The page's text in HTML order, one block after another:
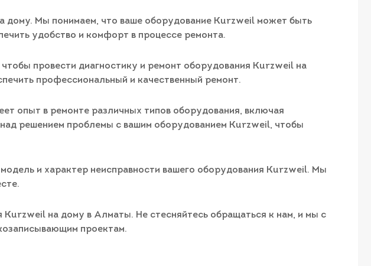
дому. Мы понимаем, что ваше оборудование Kurzweil может быть
удобство и комфорт в процессе ремонта.
провести диагностику и ремонт оборудования Kurzweil на
профессиональный и качественный ремонт.
опыт в ремонте различных типов оборудования, включая
решением проблемы с вашим оборудованием Kurzweil, чтобы
и характер неисправности вашего оборудования Kurzweil. Мы
на дому в Алматы. Не стесняйтесь обращаться к нам, и мы с
проектам.